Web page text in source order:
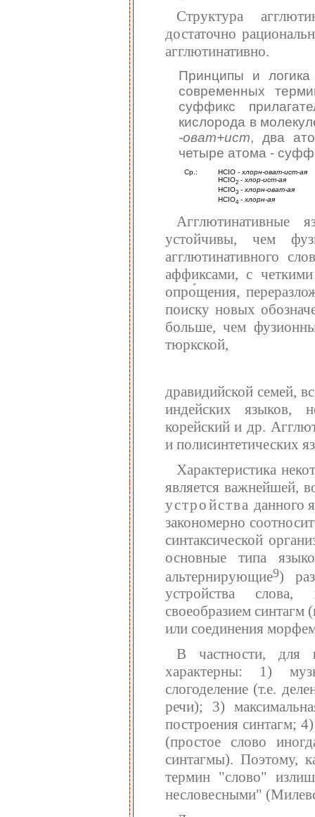
Структура
достаточно
агглютинативно.
Принципы и логика
современных
суффикс
кислорода в
-оват+ист, два
четыре атома -
Ср.: HCIO - хлорн-оват-ист-ая
НСIO2- хлор-ист-ая
НСIO3- хлорн-оват-ая
НСIO4- хлорн-ая
Агглютинативные
устойчивы, чем
агглютинативного
аффиксами, с
опро́щения,
поиску новых
больше, чем
тюркской,
дравидийской семей,
индейских языков,
корейский и др.
и полисинтетических
Характеристика
является важнейшей,
устройства данного
закономерно
синтаксической
основные типа
альтернирующие9)
устройства слова,
своеобразием синтагм
или соединения
В частности, для
характерны: 1)
слогоделение (т.е.
речи); 3)
построения синтагм;
(простое слово
синтагмы). Поэтому,
термин "слово"
несловесными"